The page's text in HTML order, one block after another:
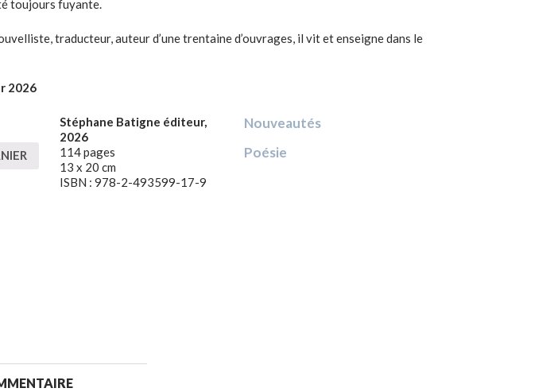
toujours fuyante.
traducteur, auteur d’une trentaine d’ouvrages, il vit et enseigne dans le
2026
Stéphane Batigne éditeur,
2026
114 pages
13 x 20 cm
ISBN : 978-2-493599-17-9
Nouveautés
Poésie